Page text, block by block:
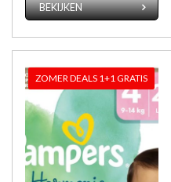
BEKIJKEN
ZOMER DEALS 1+1 GRATIS